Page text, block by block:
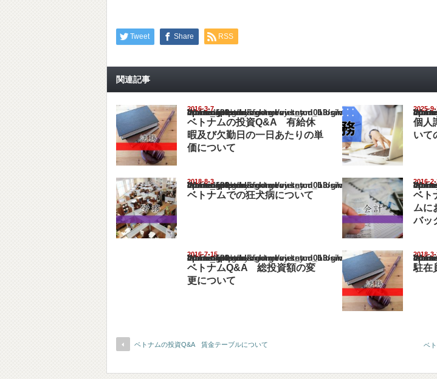
Tweet Share RSS
関連記事
2016-3-7
Warning
: Undefined array key "show_category" in
/home/netst/kuno-cpa.co.jp/public_html/vietnam_blog/wp-content/themes/gorgeous_tcd013/single.php
on line183
ベトナムの投資Q&A 有給休
暇及び欠勤日の一日あたりの単
価について
2025-
: Undefined
/home/
on
個人
いて
2018-8-3
Warning
: Undefined array key "show_category" in
/home/netst/kuno-cpa.co.jp/public_html/vietnam_blog/wp-content/themes/gorgeous_tcd013/single.php
on line183
ベトナムでの狂犬病について
2016-
: Undefined
/home/
on
ベト
ムに
バッ
2016-7-15
Warning
: Undefined array key "show_category" in
/home/netst/kuno-cpa.co.jp/public_html/vietnam_blog/wp-content/themes/gorgeous_tcd013/single.php
on line183
ベトナムQ&A 総投資額の変
更について
2018-
: Undefined
/home/
on
駐在
ベトナムの投資Q&A 賃金テーブルについて ベ